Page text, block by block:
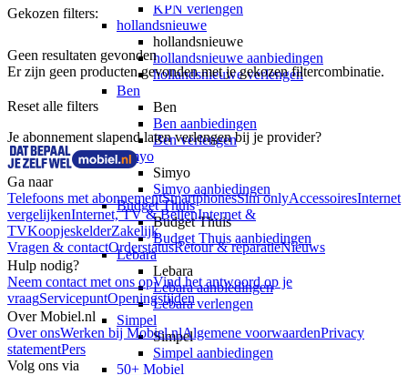
KPN verlengen
hollandsnieuwe
hollandsnieuwe
hollandsnieuwe aanbiedingen
hollandsnieuwe verlengen
Ben
Ben
Ben aanbiedingen
Ben verlengen
Simyo
Simyo
Simyo aanbiedingen
Budget Thuis
Budget Thuis
Budget Thuis aanbiedingen
Lebara
Lebara
Lebara aanbiedingen
Lebara verlengen
Simpel
Simpel
Simpel aanbiedingen
50+ Mobiel
Gekozen filters:
Geen resultaten gevonden
Er zijn geen producten gevonden met je gekozen filtercombinatie.
Reset alle filters
Je abonnement slapend laten verlengen bij je provider?
Ga naar
Telefoons met abonnementSmartphonesSim onlyAccessoiresInternet
vergelijkenInternet, TV & BellenInternet &
TVKoopjeskelderZakelijk
Vragen & contactOrderstatusRetour & reparatieNieuws
Hulp nodig?
Neem contact met ons opVind het antwoord op je
vraagServicepuntOpeningstijden
Over Mobiel.nl
Over onsWerken bij Mobiel.nlAlgemene voorwaardenPrivacy
statementPers
Volg ons via